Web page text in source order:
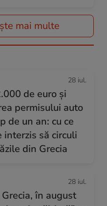
mai multe
28 iul.
de euro și
permisului auto
de un an: cu ce
interzis să circuli
din Grecia
28 iul.
în august